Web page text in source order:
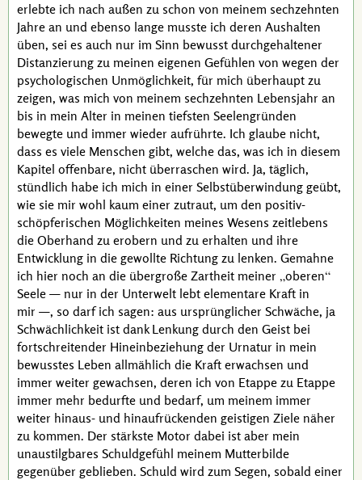
erlebte ich nach außen zu schon von meinem sechzehnten
Jahre an und ebenso lange musste ich deren Aushalten
üben, sei es auch nur im Sinn bewusst durchgehaltener
Distanzierung zu meinen eigenen Gefühlen von wegen der
psychologischen Unmöglichkeit, für mich überhaupt zu
zeigen, was mich von meinem sechzehnten Lebensjahr an
bis in mein Alter in meinen tiefsten Seelengründen
bewegte und immer wieder aufrührte. Ich glaube nicht,
dass es viele Menschen gibt, welche das, was ich in diesem
Kapitel offenbare, nicht überraschen wird. Ja, täglich,
stündlich habe ich mich in einer Selbstüberwindung geübt,
wie sie mir wohl kaum einer zutraut, um den positiv-
schöpferischen Möglichkeiten meines Wesens zeitlebens
die Oberhand zu erobern und zu erhalten und ihre
Entwicklung in die gewollte Richtung zu lenken. Gemahne
ich hier noch an die übergroße Zartheit meiner oberen
Seele — nur in der Unterwelt lebt elementare Kraft in
mir —, so darf ich sagen: aus ursprünglicher Schwäche, ja
Schwächlichkeit ist dank Lenkung durch den Geist bei
fortschreitender Hineinbeziehung der Urnatur in mein
bewusstes Leben allmählich die Kraft erwachsen und
immer weiter gewachsen, deren ich von Etappe zu Etappe
immer mehr bedurfte und bedarf, um meinem immer
weiter hinaus- und hinaufrückenden geistigen Ziele näher
zu kommen. Der stärkste Motor dabei ist aber mein
unaustilgbares Schuldgefühl meinem Mutterbilde
gegenüber geblieben. Schuld wird zum Segen, sobald einer